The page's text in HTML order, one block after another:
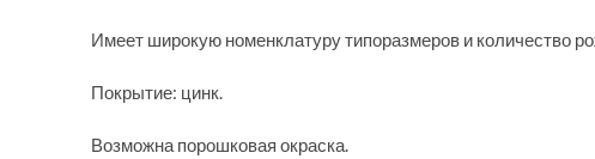
Имеет широкую номенклатуру типоразмеров и количество
Покрытие: цинк.
Возможна порошковая окраска.